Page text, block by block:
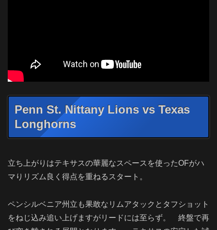
Penn St. Nittany Lions vs Texas
Longhorns
立ち上がりはテキサスの華麗なスペースを使ったOFがハ
マりリズム良く得点を重ねるスタート。
ペンシルベニア州立も果敢なリムアタックとタフショット
をねじ込み追い上げますがリードには至らず。 終盤で再